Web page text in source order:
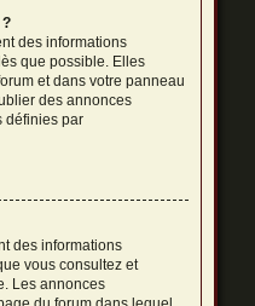
des informations
que possible. Elles
et dans votre panneau
des annonces
définies par
des informations
vous consultez et
Les annonces